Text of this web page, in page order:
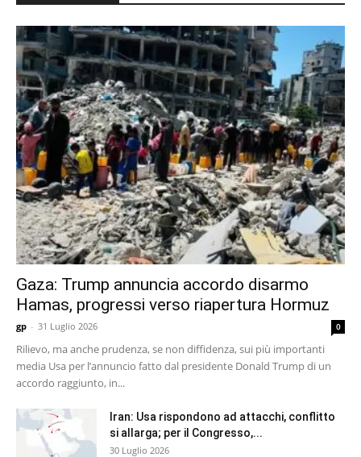
Gaza: Trump annuncia accordo disarmo
Hamas, progressi verso riapertura Hormuz
gp - 31 Luglio 2026 0
Rilievo, ma anche prudenza, se non diffidenza, sui più importanti
media Usa per l’annuncio fatto dal presidente Donald Trump di un
accordo raggiunto, in...
Iran: Usa rispondono ad attacchi, conflitto
si allarga; per il Congresso,...
30 Luglio 2026